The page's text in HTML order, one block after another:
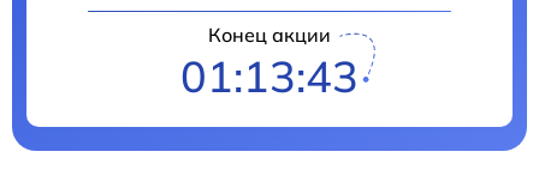
Конец акции
01:13:42